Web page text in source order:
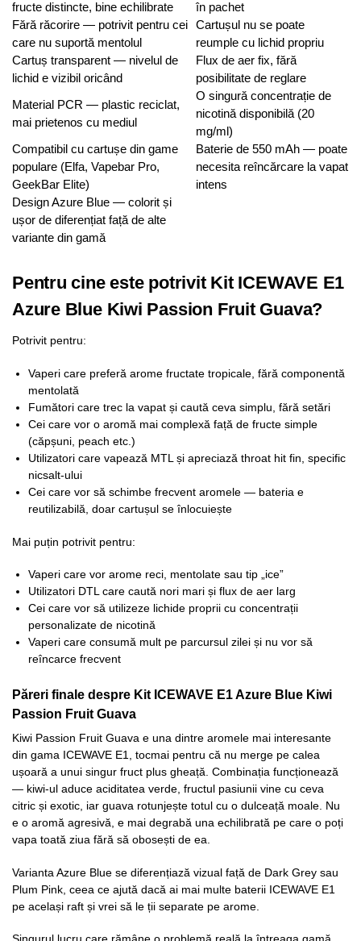
fructe distincte, bine echilibrate
în pachet
Fără răcorire — potrivit pentru cei
care nu suportă mentolul
Cartușul nu se poate
reumple cu lichid propriu
Cartuș transparent — nivelul de
lichid e vizibil oricând
Flux de aer fix, fără
posibilitate de reglare
Material PCR — plastic reciclat,
mai prietenos cu mediul
O singură concentrație de
nicotină disponibilă (20
mg/ml)
Compatibil cu cartușe din game
populare (Elfa, Vapebar Pro,
GeekBar Elite)
Baterie de 550 mAh — poate
necesita reîncărcare la vapat
intens
Design Azure Blue — colorit și
ușor de diferențiat față de alte
variante din gamă
Pentru cine este potrivit Kit ICEWAVE E1
Azure Blue Kiwi Passion Fruit Guava?
Potrivit pentru:
Vaperi care preferă arome fructate tropicale, fără componentă
mentolată
Fumători care trec la vapat și caută ceva simplu, fără setări
Cei care vor o aromă mai complexă față de fructe simple
(căpșuni, peach etc.)
Utilizatori care vapează MTL și apreciază throat hit fin, specific
nicsalt-ului
Cei care vor să schimbe frecvent aromele — bateria e
reutilizabilă, doar cartușul se înlocuiește
Mai puțin potrivit pentru:
Vaperi care vor arome reci, mentolate sau tip „ice”
Utilizatori DTL care caută nori mari și flux de aer larg
Cei care vor să utilizeze lichide proprii cu concentrații
personalizate de nicotină
Vaperi care consumă mult pe parcursul zilei și nu vor să
reîncarce frecvent
Păreri finale despre Kit ICEWAVE E1 Azure Blue Kiwi
Passion Fruit Guava
Kiwi Passion Fruit Guava e una dintre aromele mai interesante
din gama ICEWAVE E1, tocmai pentru că nu merge pe calea
ușoară a unui singur fruct plus gheață. Combinația funcționează
— kiwi-ul aduce aciditatea verde, fructul pasiunii vine cu ceva
citric și exotic, iar guava rotunjește totul cu o dulceață moale. Nu
e o aromă agresivă, e mai degrabă una echilibrată pe care o poți
vapa toată ziua fără să obosești de ea.
Varianta Azure Blue se diferențiază vizual față de Dark Grey sau
Plum Pink, ceea ce ajută dacă ai mai multe baterii ICEWAVE E1
pe același raft și vrei să le ții separate pe arome.